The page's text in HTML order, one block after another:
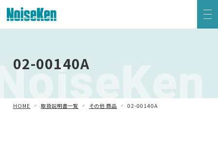
02-00140A
HOME 取扱説明書一覧 その他 商品 02-00140A
方形波インパルスノイズ試験器